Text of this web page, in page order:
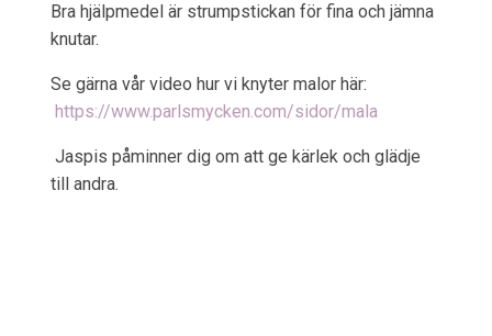
Bra hjälpmedel är strumpstickan för fina och jämna
knutar.
Se gärna vår video hur vi knyter malor här:
https://www.parlsmycken.com/sidor/mala
Jaspis påminner dig om att ge kärlek och glädje
till andra.